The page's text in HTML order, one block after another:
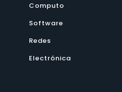
Computo
Software
Redes
Electrónica